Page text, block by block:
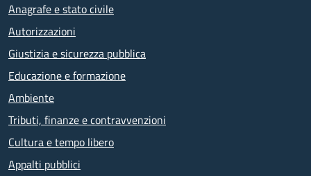
Anagrafe e stato civile
Autorizzazioni
Giustizia e sicurezza pubblica
Educazione e formazione
Ambiente
Tributi, finanze e contravvenzioni
Cultura e tempo libero
Appalti pubblici